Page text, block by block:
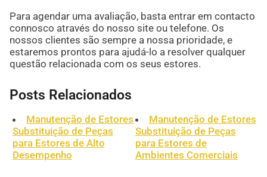
Para agendar uma avaliação, basta entrar em contacto
connosco através do nosso site ou telefone. Os
nossos clientes são sempre a nossa prioridade, e
estaremos prontos para ajudá-lo a resolver qualquer
questão relacionada com os seus estores.
Posts Relacionados
Manutenção de Estores
Substituição de Peças
para Estores de Alto
Desempenho
Manutenção de Estores
Substituição de Peças
para Estores de
Ambientes Comerciais